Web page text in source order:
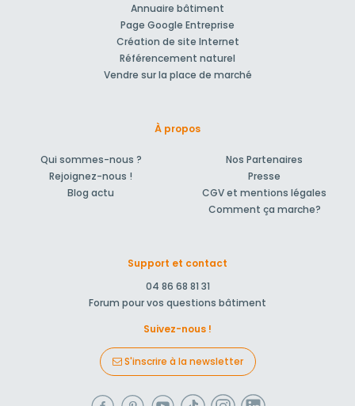
Annuaire bâtiment
Page Google Entreprise
Création de site Internet
Référencement naturel
Vendre sur la place de marché
À propos
Qui sommes-nous ?
Rejoignez-nous !
Blog actu
Nos Partenaires
Presse
CGV et mentions légales
Comment ça marche?
Support et contact
04 86 68 81 31
Forum pour vos questions bâtiment
Suivez-nous !
S'inscrire à la newsletter